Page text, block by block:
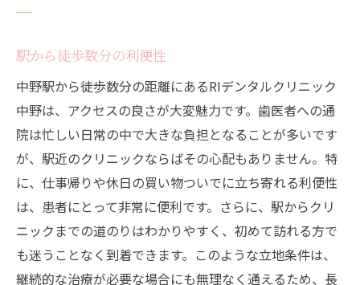
駅から徒歩数分の利便性
中野駅から徒歩数分の距離にあるRIデンタルクリニック
中野は、アクセスの良さが大変魅力です。歯医者への通
院は忙しい日常の中で大きな負担となることが多いです
が、駅近のクリニックならばその心配もありません。特
に、仕事帰りや休日の買い物ついでに立ち寄れる利便性
は、患者にとって非常に便利です。さらに、駅からクリ
ニックまでの道のりはわかりやすく、初めて訪れる方で
も迷うことなく到着できます。このような立地条件は、
継続的な治療が必要な場合にも無理なく通えるため、長